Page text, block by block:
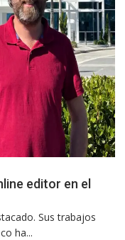
editor en el
Sus trabajos
ha...